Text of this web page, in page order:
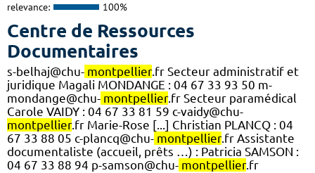
relevance: 100%
Centre de Ressources
Documentaires
s-belhaj@chu- montpellier.fr Secteur administratif et
juridique Magali MONDANGE : 04 67 33 93 50 m-
mondange@chu- montpellier.fr Secteur paramédical
Carole VAIDY : 04 67 33 81 59 c-vaidy@chu-
montpellier.fr Marie-Rose [...] Christian PLANCQ : 04
67 33 88 05 c-plancq@chu- montpellier.fr Assistante
documentaliste (accueil, prêts …) : Patricia SAMSON :
04 67 33 88 94 p-samson@chu- montpellier.fr